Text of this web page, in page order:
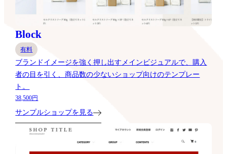
Block
有料
ブランドイメージを強く押し出すメインビジュアルで、購入
者の目を引く、商品数の少ないショップ向けのテンプレー
ト。
38,500円
サンプルショップを見る